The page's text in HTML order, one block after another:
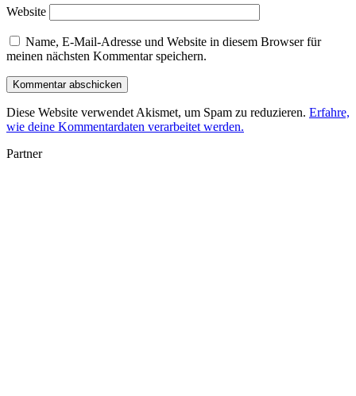
Website
Name, E-Mail-Adresse und Website in diesem Browser für
meinen nächsten Kommentar speichern.
Diese Website verwendet Akismet, um Spam zu reduzieren. Erfahre,
wie deine Kommentardaten verarbeitet werden.
Partner